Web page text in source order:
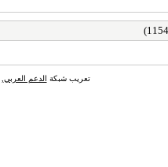
تعريب شبكة الدعم العربي